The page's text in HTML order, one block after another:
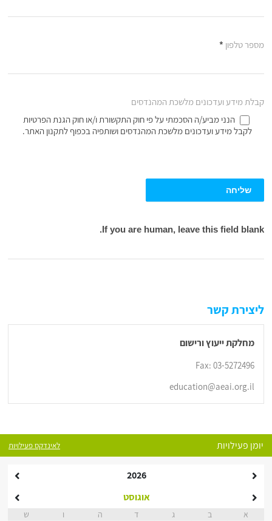
מספר טלפון *
קבלת מידע ועדכונים מלשכת המהנדסים
הנני מביע/ה הסכמתי על פי חוק התקשורת ו/או חוק הגנת הפרטיות
לקבל מידע ועדכונים מלשכת המהנדסים ושותפיה בכפוף לתקנון האתר.
שליחה
If you are human, leave this field blank.
ליצירת קשר
מחלקת ייעוץ ורישום
Fax: 03-5272496
education@aeai.org.il
יומן פעילויות לאינדקס פעילויות
2026
אוגוסט
א ב ג ד ה ו
ש